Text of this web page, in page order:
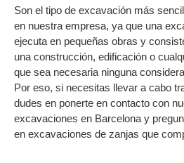
Son el tipo de excavación más
en nuestra empresa, ya que una
ejecuta en pequeñas obras y
una construcción, edificación o
que sea necesaria ninguna
Por eso, si necesitas llevar a cabo
dudes en ponerte en contacto con
excavaciones en Barcelona y
en excavaciones de zanjas que